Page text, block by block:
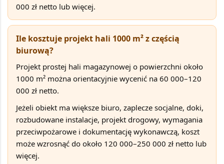
000 zł netto lub więcej.
Ile kosztuje projekt hali 1000 m² z częścią
biurową?
Projekt prostej hali magazynowej o powierzchni około
1000 m² można orientacyjnie wycenić na 60 000–120
000 zł netto.
Jeżeli obiekt ma większe biuro, zaplecze socjalne, doki,
rozbudowane instalacje, projekt drogowy, wymagania
przeciwpożarowe i dokumentację wykonawczą, koszt
może wzrosnąć do około 120 000–250 000 zł netto lub
więcej.